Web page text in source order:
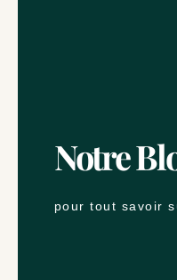
Notre
pour tout savoir